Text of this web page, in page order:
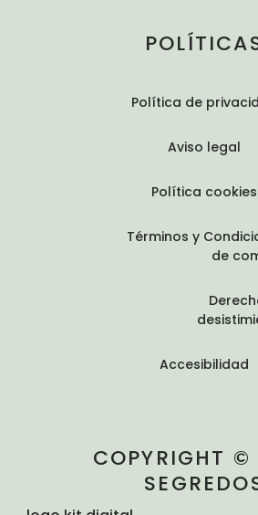
Política de
Aviso legal
Política cookies
Términos y
de
Accesibilidad
COPYRIGHT